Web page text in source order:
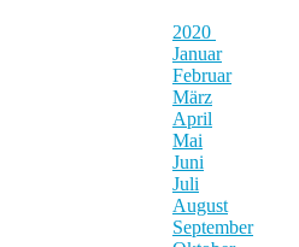
2020
Januar
Februar
März
April
Mai
Juni
Juli
August
September